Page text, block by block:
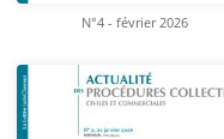
N°4 - février 2026